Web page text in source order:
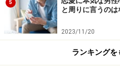
5
と周りに言うのは
2023/11/20
ランキングを